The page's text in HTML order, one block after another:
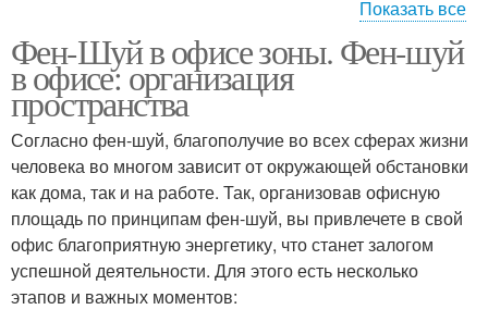
Цвета в офисе Место в офисе
Показать все
Фен-Шуй в офисе зоны. Фен-шуй
в офисе: организация
пространства
Согласно фен-шуй, благополучие во всех сферах жизни
человека во многом зависит от окружающей обстановки
как дома, так и на работе. Так, организовав офисную
площадь по принципам фен-шуй, вы привлечете в свой
офис благоприятную энергетику, что станет залогом
успешной деятельности. Для этого есть несколько
этапов и важных моментов: